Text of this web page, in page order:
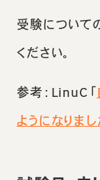
受験について
ください。
参考：LinuC「
ようになりまし